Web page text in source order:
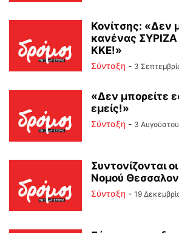
Κονίτσης: «Δεν
κανένας
ΚΚΕ!»
Σύνταξη - 3
«Δεν μπορείτε
εμείς!»
Σύνταξη - 3
Συντονίζονται
Νομού
Σύνταξη - 19